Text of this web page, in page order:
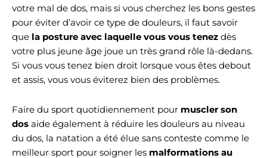
votre mal de dos, mais si vous cherchez les bons gestes
pour éviter d’avoir ce type de douleurs, il faut savoir
que la posture avec laquelle vous vous tenez dès
votre plus jeune âge joue un très grand rôle là-dedans.
Si vous vous tenez bien droit lorsque vous êtes debout
et assis, vous vous éviterez bien des problèmes.
Faire du sport quotidiennement pour muscler son
dos aide également à réduire les douleurs au niveau
du dos, la natation a été élue sans conteste comme le
meilleur sport pour soigner les malformations au